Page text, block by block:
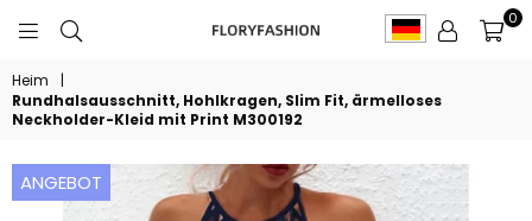
FLORYFASHION
0
Heim
|
Rundhalsausschnitt, Hohlkragen, Slim Fit, ärmelloses
Neckholder-Kleid mit Print M300192
ANGEBOT